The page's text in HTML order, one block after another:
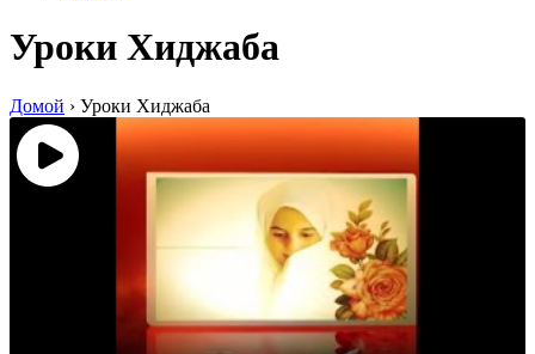
Уроки Хиджаба
Домой › Уроки Хиджаба